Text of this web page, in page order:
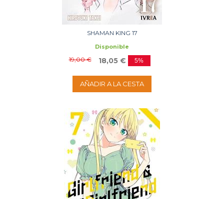
SHAMAN KING 17
Disponible
19,00 € 18,05 € 5%
AÑADIR A LA CESTA